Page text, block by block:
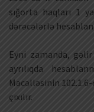
sığorta haqları 1
dərəcələrlə
Eyni zamanda,
ayrılıqda
Məcəlləsinin
çıxılır.